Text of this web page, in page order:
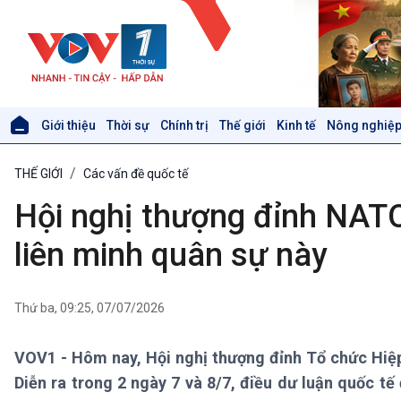
Giới thiệu Thời sự Chính trị Thế giới Kinh tế Nông
Thời sự 12h
Thời sự 18h
Thời sự 21h30
Bản tin
Xã hội
Tin Đời sống & Xã hội
Khoa học & Công nghệ
Tin Khoa học & Công nghệ
THẾ GIỚI Các vấn đề quốc tế
Hội nghị thượng đỉnh
liên minh quân sự này
Thứ ba, 09:25, 07/07/2026
VOV1 - Hôm nay, Hội nghị thượng đỉnh Tổ chức
Diễn ra trong 2 ngày 7 và 8/7, điều dư luận quốc